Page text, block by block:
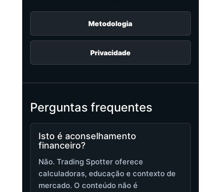
Metodologia
Privacidade
Perguntas frequentes
Isto é aconselhamento
financeiro?
Não. Trading Spotter oferece
calculadoras, educação e contexto de
mercado. O conteúdo não é